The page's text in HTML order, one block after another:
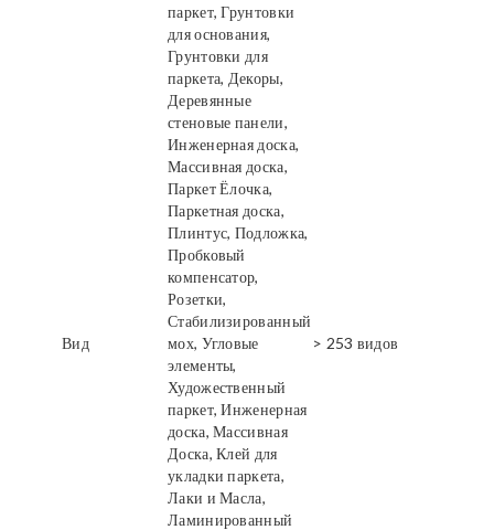
Вид
паркет, Грунтовки
для основания,
Грунтовки для
паркета, Декоры,
Деревянные
стеновые панели,
Инженерная доска,
Массивная доска,
Паркет Ёлочка,
Паркетная доска,
Плинтус, Подложка,
Пробковый
компенсатор,
Розетки,
Стабилизированный
мох, Угловые
элементы,
Художественный
паркет, Инженерная
доска, Массивная
Доска, Клей для
укладки паркета,
Лаки и Масла,
Ламинированный
> 253 видов